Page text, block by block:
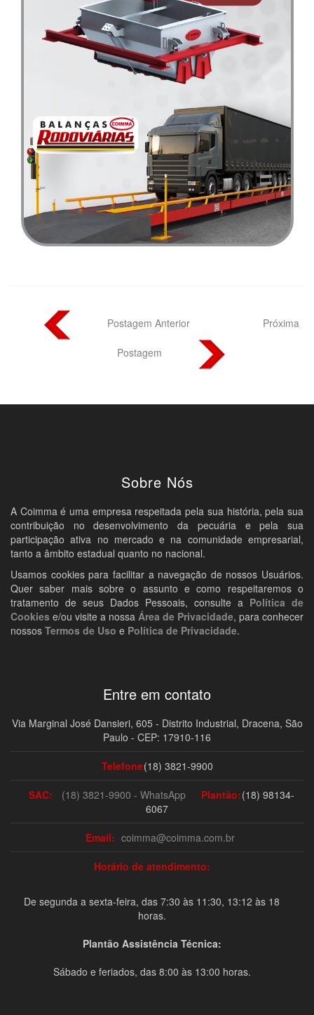
Postagem Anterior Próxima
Postagem
Sobre Nós
A Coimma é uma empresa respeitada pela sua história, pela sua
contribuição no desenvolvimento da pecuária e pela sua
participação ativa no mercado e na comunidade empresarial,
tanto a âmbito estadual quanto no nacional.
Usamos cookies para facilitar a navegação de nossos Usuários.
Quer saber mais sobre o assunto e como respeitaremos o
tratamento de seus Dados Pessoais, consulte a Política de
Cookies e/ou visite a nossa Área de Privacidade, para conhecer
nossos Termos de Uso e Política de Privacidade.
Entre em contato
Via Marginal José Dansieri, 605 - Distrito Industrial, Dracena, São
Paulo - CEP: 17910-116
Telefone:(18) 3821-9900
SAC: (18) 3821-9900 - WhatsApp Plantão:(18) 98134-
6067
Email: coimma@coimma.com.br
Horário de atendimento:
De segunda a sexta-feira, das 7:30 às 11:30, 13:12 às 18
horas.
Plantão Assistência Técnica:
Sábado e feriados, das 8:00 às 13:00 horas.